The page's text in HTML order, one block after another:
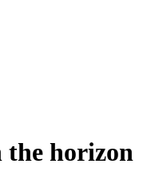
the horizon